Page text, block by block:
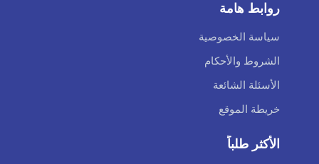
روابط هامة
سياسة الخصوصية
الشروط والأحكام
الأسئلة الشائعة
خريطة الموقع
الأكثر طلباً